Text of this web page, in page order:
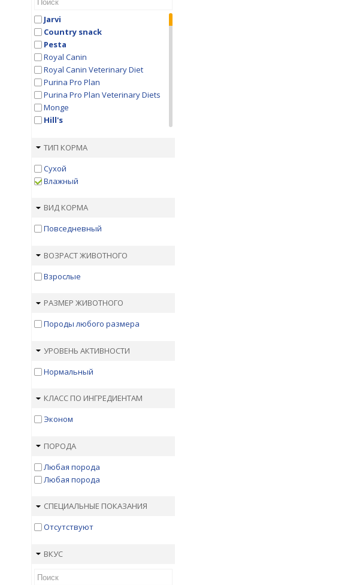
Jarvi
Country snaсk
Pesta
Royal Canin
Royal Canin Veterinary Diet
Purina Pro Plan
Purina Pro Plan Veterinary Diets
Monge
Hill's
Animonda
Banditos
Berkley
Bewi Cat
Blitz
Brit
Buffet
Darsi
Dr. Clauder's
EUKANUBA
Farmina N&D
Felix
FreshPet
Gemon
GO!
Grandorf
Husse
Japan Premium Pet
Karmy
Landor
ТИП КОРМА
Сухой
Влажный
ВИД КОРМА
Повседневный
ВОЗРАСТ ЖИВОТНОГО
Взрослые
РАЗМЕР ЖИВОТНОГО
Породы любого размера
УРОВЕНЬ АКТИВНОСТИ
Нормальный
КЛАСС ПО ИНГРЕДИЕНТАМ
Эконом
ПОРОДА
Любая порода
Любая порода
СПЕЦИАЛЬНЫЕ ПОКАЗАНИЯ
Отсутствуют
ВКУС